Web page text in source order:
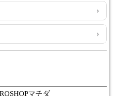
マチダ